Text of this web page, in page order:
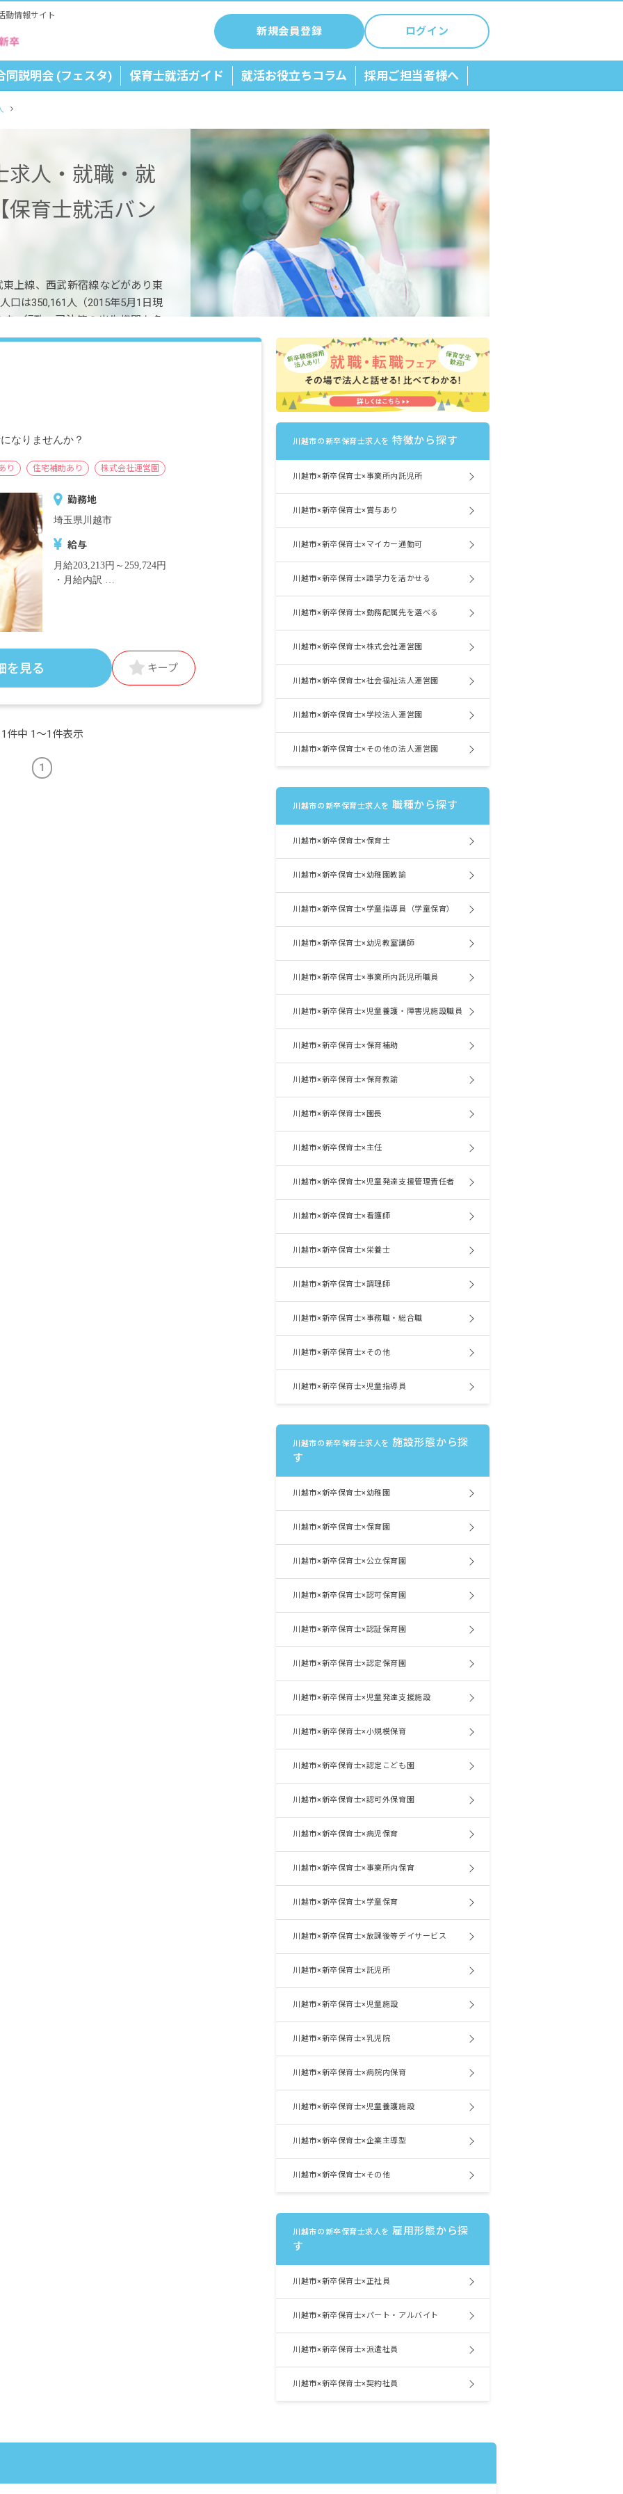
動情報サイト
新規会員登録 ログイン
同説明会 (フェスタ) 保育士就活ガイド 就活お役立ちコラム 採用ご担当者様へ
求人・就職・就
保育士就活バン
上線、西武新宿線などがあり東
口は350,161人（2015年5月1日現
。行政・司法等の出先機関も多
ヨー、東洋インキ、ノバルティ
なりませんか？
り 住宅補助あり 株式会社運営園
勤務地
埼玉県川越市
給与
月給203,213円～259,724円
・月給内訳
借上社宅家賃補助制度（最大61,000円支給・
引越祝い金50,000円
賞与あり年2回 昨年実績：規定有
を見る キープ
1件中 1〜1件表示
1
川越市の新卒保育士求人を 特徴から探す
川越市×新卒保育士×事業所内託児所
川越市×新卒保育士×賞与あり
川越市×新卒保育士×マイカー通勤可
川越市×新卒保育士×語学力を活かせる
川越市×新卒保育士×勤務配属先を選べる
川越市×新卒保育士×株式会社運営園
川越市×新卒保育士×社会福祉法人運営園
川越市×新卒保育士×学校法人運営園
川越市×新卒保育士×その他の法人運営園
川越市の新卒保育士求人を 職種から探す
川越市×新卒保育士×保育士
川越市×新卒保育士×幼稚園教諭
川越市×新卒保育士×学童指導員（学童保育）
川越市×新卒保育士×幼児教室講師
川越市×新卒保育士×事業所内託児所職員
川越市×新卒保育士×児童養護・障害児施設職員
川越市×新卒保育士×保育補助
川越市×新卒保育士×保育教諭
川越市×新卒保育士×園長
川越市×新卒保育士×主任
川越市×新卒保育士×児童発達支援管理責任者
川越市×新卒保育士×看護師
川越市×新卒保育士×栄養士
川越市×新卒保育士×調理師
川越市×新卒保育士×事務職・総合職
川越市×新卒保育士×その他
川越市×新卒保育士×児童指導員
川越市の新卒保育士求人を 施設形態から探
す
川越市×新卒保育士×幼稚園
川越市×新卒保育士×保育園
川越市×新卒保育士×公立保育園
川越市×新卒保育士×認可保育園
川越市×新卒保育士×認証保育園
川越市×新卒保育士×認定保育園
川越市×新卒保育士×児童発達支援施設
川越市×新卒保育士×小規模保育
川越市×新卒保育士×認定こども園
川越市×新卒保育士×認可外保育園
川越市×新卒保育士×病児保育
川越市×新卒保育士×事業所内保育
川越市×新卒保育士×学童保育
川越市×新卒保育士×放課後等デイサービス
川越市×新卒保育士×託児所
川越市×新卒保育士×児童施設
川越市×新卒保育士×乳児院
川越市×新卒保育士×病院内保育
川越市×新卒保育士×児童養護施設
川越市×新卒保育士×企業主導型
川越市×新卒保育士×その他
川越市の新卒保育士求人を 雇用形態から探
す
川越市×新卒保育士×正社員
川越市×新卒保育士×パート・アルバイト
川越市×新卒保育士×派遣社員
川越市×新卒保育士×契約社員